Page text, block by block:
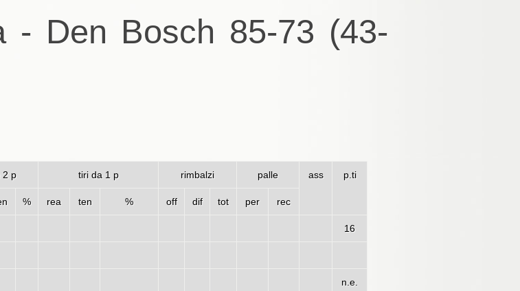
- Den Bosch 85-73 (43-
2 p tiri da 1 p rimbalzi palle ass p.ti
% rea ten % off dif tot per rec
16
n.e.